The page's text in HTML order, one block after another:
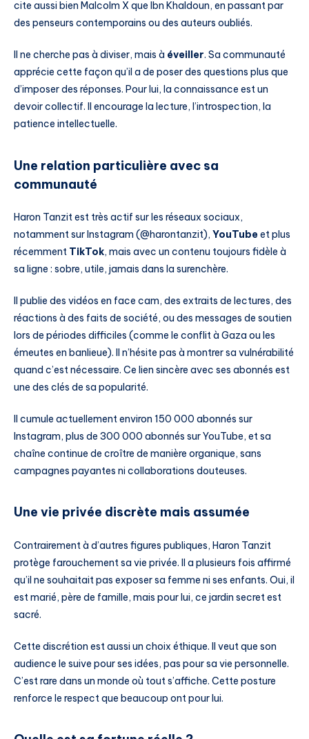
cite aussi bien Malcolm X que Ibn Khaldoun, en passant par
des penseurs contemporains ou des auteurs oubliés.
Il ne cherche pas à diviser, mais à éveiller. Sa communauté
apprécie cette façon qu’il a de poser des questions plus que
d’imposer des réponses. Pour lui, la connaissance est un
devoir collectif. Il encourage la lecture, l’introspection, la
patience intellectuelle.
Une relation particulière avec sa
communauté
Haron Tanzit est très actif sur les réseaux sociaux,
notamment sur Instagram (@harontanzit), YouTubeet plus
récemment TikTok, mais avec un contenu toujours fidèle à
sa ligne : sobre, utile, jamais dans la surenchère.
Il publie des vidéos en face cam, des extraits de lectures, des
réactions à des faits de société, ou des messages de soutien
lors de périodes difficiles (comme le conflit à Gaza ou les
émeutes en banlieue). Il n’hésite pas à montrer sa vulnérabilité
quand c’est nécessaire. Ce lien sincère avec ses abonnés est
une des clés de sa popularité.
Il cumule actuellement environ 150 000 abonnés sur
Instagram, plus de 300 000 abonnés sur YouTube, et sa
chaîne continue de croître de manière organique, sans
campagnes payantes ni collaborations douteuses.
Une vie privée discrète mais assumée
Contrairement à d’autres figures publiques, Haron Tanzit
protège farouchement sa vie privée. Il a plusieurs fois affirmé
qu’il ne souhaitait pas exposer sa femme ni ses enfants. Oui, il
est marié, père de famille, mais pour lui, ce jardin secret est
sacré.
Cette discrétion est aussi un choix éthique. Il veut que son
audience le suive pour ses idées, pas pour sa vie personnelle.
C’est rare dans un monde où tout s’affiche. Cette posture
renforce le respect que beaucoup ont pour lui.